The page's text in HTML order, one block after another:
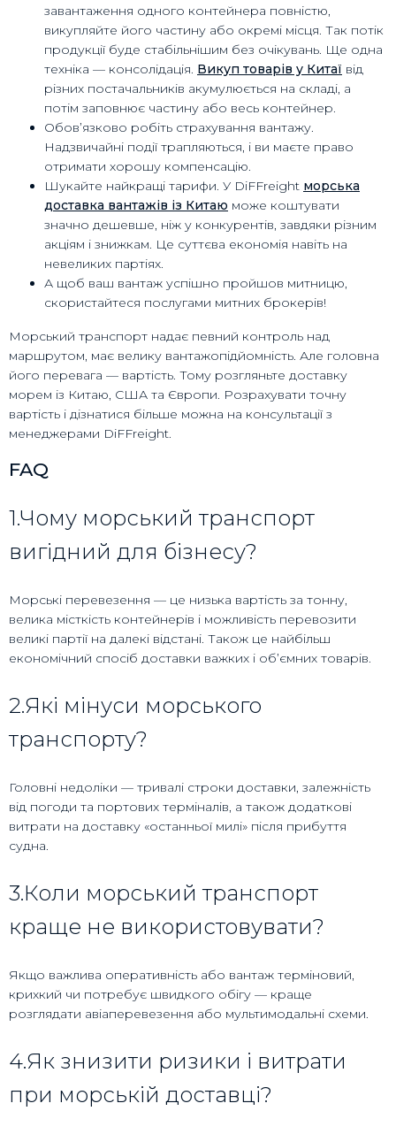
завантаження одного контейнера повністю,
викупляйте його частину або окремі місця. Так потік
продукції буде стабільнішим без очікувань. Ще одна
техніка — консолідація. Викуп товарів у Китаї від
різних постачальників акумулюється на складі, а
потім заповнює частину або весь контейнер.
Обов’язково робіть страхування вантажу.
Надзвичайні події трапляються, і ви маєте право
отримати хорошу компенсацію.
Шукайте найкращі тарифи. У DiFFreight морська
доставка вантажів із Китаю може коштувати
значно дешевше, ніж у конкурентів, завдяки різним
акціям і знижкам. Це суттєва економія навіть на
невеликих партіях.
А щоб ваш вантаж успішно пройшов митницю,
скористайтеся послугами митних брокерів!
Морський транспорт надає певний контроль над
маршрутом, має велику вантажопідйомність. Але головна
його перевага — вартість. Тому розгляньте доставку
морем із Китаю, США та Європи. Розрахувати точну
вартість і дізнатися більше можна на консультації з
менеджерами DiFFreight.
FAQ
1.Чому морський транспорт
вигідний для бізнесу?
Морські перевезення — це низька вартість за тонну,
велика місткість контейнерів і можливість перевозити
великі партії на далекі відстані. Також це найбільш
економічний спосіб доставки важких і об’ємних товарів.
2.Які мінуси морського
транспорту?
Головні недоліки — тривалі строки доставки, залежність
від погоди та портових терміналів, а також додаткові
витрати на доставку «останньої милі» після прибуття
судна.
3.Коли морський транспорт
краще не використовувати?
Якщо важлива оперативність або вантаж терміновий,
крихкий чи потребує швидкого обігу — краще
розглядати авіаперевезення або мультимодальні схеми.
4.Як знизити ризики і витрати
при морській доставці?